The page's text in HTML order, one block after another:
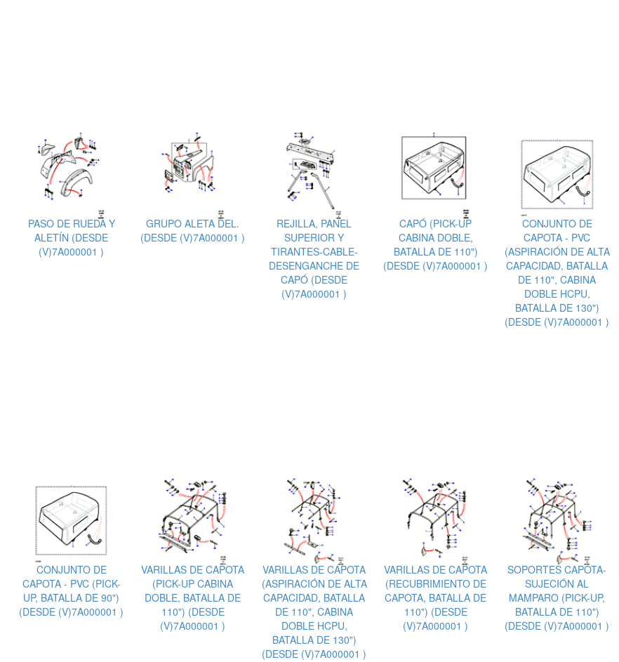
PASO DE RUEDA Y
ALETÍN (DESDE
(V)7A000001 )
GRUPO ALETA DEL.
(DESDE (V)7A000001 )
REJILLA, PANEL
SUPERIOR Y
TIRANTES-CABLE-
DESENGANCHE DE
CAPÓ (DESDE
(V)7A000001 )
CAPÓ (PICK-UP
CABINA DOBLE,
BATALLA DE 110")
(DESDE (V)7A000001 )
CONJUNTO DE
CAPOTA - PVC
(ASPIRACIÓN DE ALTA
CAPACIDAD, BATALLA
DE 110", CABINA
DOBLE HCPU,
BATALLA DE 130")
(DESDE (V)7A000001 )
CONJUNTO DE
CAPOTA - PVC (PICK-
UP, BATALLA DE 90")
(DESDE (V)7A000001 )
VARILLAS DE CAPOTA
(PICK-UP CABINA
DOBLE, BATALLA DE
110") (DESDE
(V)7A000001 )
VARILLAS DE CAPOTA
(ASPIRACIÓN DE ALTA
CAPACIDAD, BATALLA
DE 110", CABINA
DOBLE HCPU,
BATALLA DE 130")
(DESDE (V)7A000001 )
VARILLAS DE CAPOTA
(RECUBRIMIENTO DE
CAPOTA, BATALLA DE
110") (DESDE
(V)7A000001 )
SOPORTES CAPOTA-
SUJECIÓN AL
MAMPARO (PICK-UP,
BATALLA DE 110")
(DESDE (V)7A000001 )